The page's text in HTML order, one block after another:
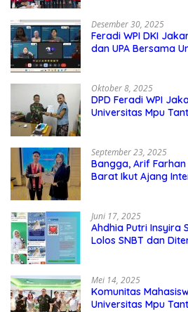
Desember 30, 2025
Feradi WPI DKI
dan UPA Bersama
Oktober 8, 2025
DPD Feradi WPI
Universitas Mpu
September 23, 2025
Bangga, Arif
Barat Ikut Ajang
Juni 17, 2025
Ahdhia Putri Insyira
Lolos SNBT dan
Mei 14, 2025
Komunitas
Universitas Mpu